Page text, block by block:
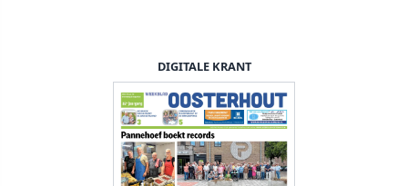
DIGITALE KRANT